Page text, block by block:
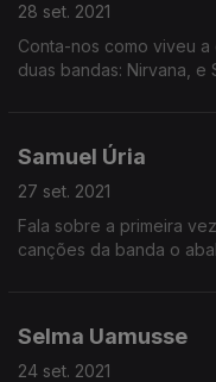
28 set. 2021
Conta-nos como viveu
duas bandas: Nirvana, e
Samuel Úria
27 set. 2021
Fala sobre a primeira
canções da banda o
Selma Uamusse
24 set. 2021